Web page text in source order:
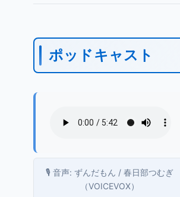
ポッドキャスト
🎙️ 音声: ずんだもん / 春日部つむぎ
（VOICEVOX）